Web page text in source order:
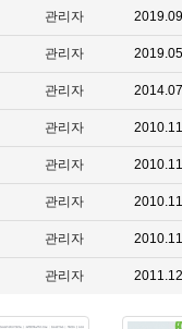
관리자
관리자
관리자
관리자
관리자
관리자
관리자
관리자